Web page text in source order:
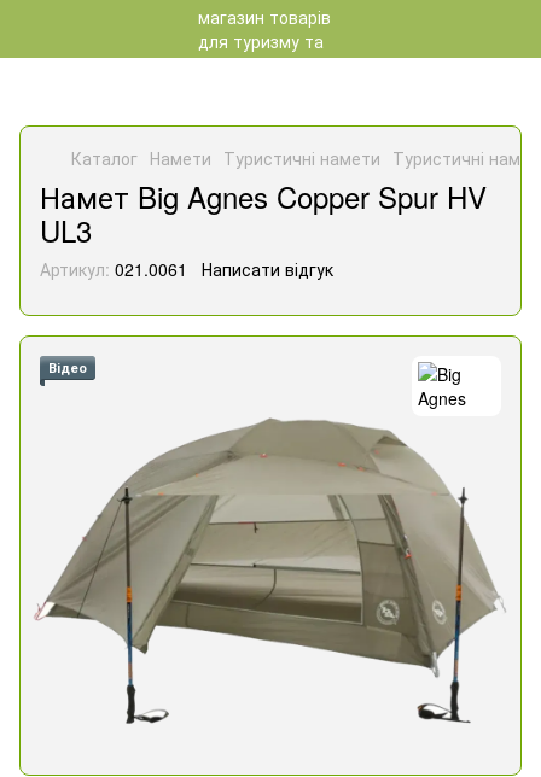
Каталог Намети Туристичні намети Туристичні
Намет Big Agnes Copper Spur HV
UL3
Артикул: 021.0061 Написати відгук
Відео